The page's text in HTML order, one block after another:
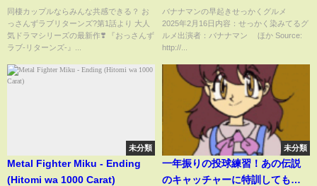
ンズ-』は♯1~3までABEMAで無
料配信中！ #おっさんずラブ #田
中圭 #林遣都 #春田創一 #牧凌太
同棲カップルならみんな共感できる？ お
っさんずラブリターンズ?第1話より 大人
気ドラマシリーズの最新作❣️ 『おっさんず
ラブ-リターンズ-』...
グルメ 2月16日
バナナマンの早起きせっかくグルメ
2025年2月16日内容：せっかく染みてるグ
ルメ出演者：バナナマン ほか Source:
http://...
未分類
Metal Fighter Miku - Ending
(Hitomi wa 1000 Carat)
未分類
一年振りの投球練習！あの伝説
のキャッチャーに特訓してもら